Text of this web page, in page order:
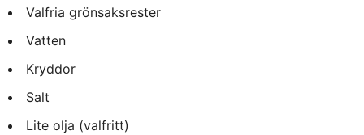
Valfria grönsaksrester
Vatten
Kryddor
Salt
Lite olja (valfritt)